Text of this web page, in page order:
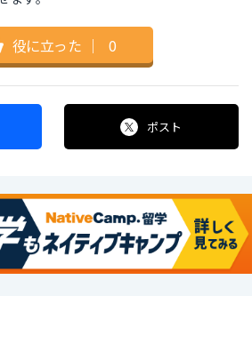
役に立った ｜ 0
ポスト